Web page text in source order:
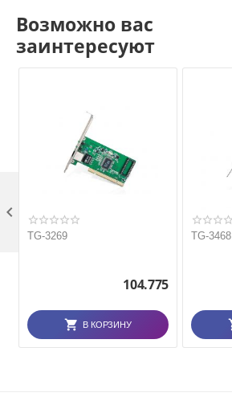
Возможно вас
заинтересуют
TG-3269
104.775
В КОРЗИНУ
TG-3468
